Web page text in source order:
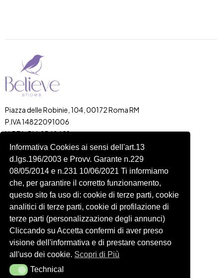
Informativa Cookies ai sensi dell'art.13
d.lgs.196/2003 e Provv. Garante n.229
08/05/2014 e n.231 10/06/2021 Ti informiamo
che, per garantire il corretto funzionamento,
questo sito fa uso di: cookie di terze parti, cookie
analitici di terze parti, cookie di profilazione di
terze parti (personalizzazione degli annunci)
Cliccando su Accetta confermi di aver preso
visione dell'informativa e di prestare consenso
all'uso dei cookie. Scopri di Più
Technical
Technical
Piazza delle Robinie, 104, 00172 Roma RM
P.IVA 14822091006
N.REA: RM-1548401
C.SOCIALE: €10,00
334 918 4321
Shop
Shop
Donna
Bambini
Accessori
Account
Carrello
Profilo
Ordini
Wishlist
Spedizioni e Resi